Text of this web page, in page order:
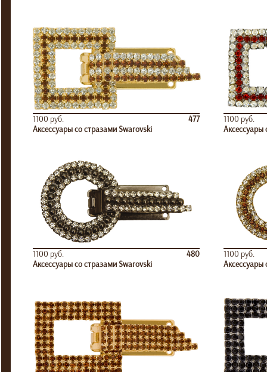
1100 руб.
477
Аксессуары со стразами Swarovski
1100 руб.
Аксессуары
1100 руб.
480
Аксессуары со стразами Swarovski
1100 руб.
Аксессуары